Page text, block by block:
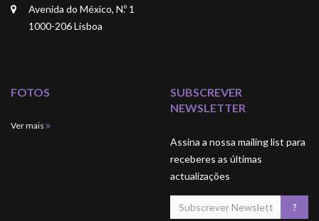
Avenida do México, N.º 1
1000-206 Lisboa
FOTOS
Ver mais
SUBSCREVER
NEWSLETTER
Assina a nossa mailing list para
receberes as últimas
actualizações